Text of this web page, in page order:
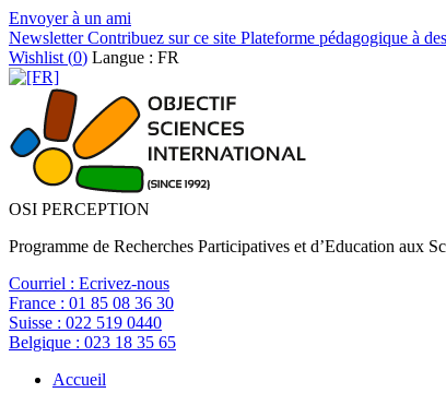
Envoyer à un ami
NewsletterContribuez sur ce site Plateforme pédagogique à
Wishlist (0) Langue : FR
OSI PERCEPTION
Programme de Recherches Participatives et d’Education aux
Courriel : Ecrivez-nous
France : 01 85 08 36 30
Suisse : 022 519 0440
Belgique : 023 18 35 65
Accueil